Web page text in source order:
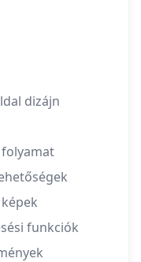
dizájn
folyamat
funkciók